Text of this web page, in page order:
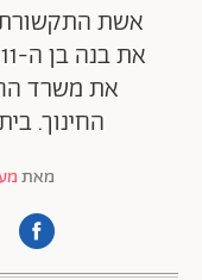
אשת התקשורת
את משרד
החינוך.
מאת